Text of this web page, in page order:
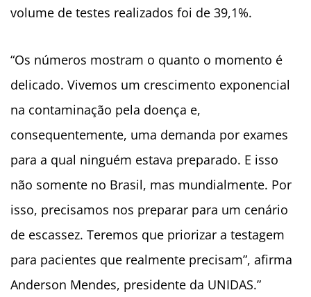
volume de testes realizados foi de 39,1%.
“Os números mostram o quanto o momento é
delicado. Vivemos um crescimento exponencial
na contaminação pela doença e,
consequentemente, uma demanda por exames
para a qual ninguém estava preparado. E isso
não somente no Brasil, mas mundialmente. Por
isso, precisamos nos preparar para um cenário
de escassez. Teremos que priorizar a testagem
para pacientes que realmente precisam”, afirma
Anderson Mendes, presidente da UNIDAS.”